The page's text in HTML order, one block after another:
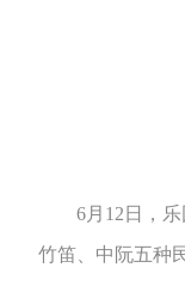
6月12日，乐团
竹笛、中阮五种